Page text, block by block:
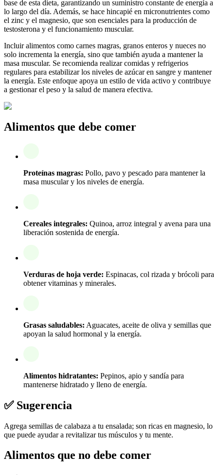
base de esta dieta, garantizando un suministro constante de energía a
lo largo del día. Además, se hace hincapié en micronutrientes como
el zinc y el magnesio, que son esenciales para la producción de
testosterona y el funcionamiento muscular.
Incluir alimentos como carnes magras, granos enteros y nueces no
solo incrementa la energía, sino que también ayuda a mantener la
masa muscular. Se recomienda realizar comidas y refrigerios
regulares para estabilizar los niveles de azúcar en sangre y mantener
la energía. Este enfoque apoya un estilo de vida activo y contribuye
a gestionar el peso y la salud de manera efectiva.
Alimentos que debe comer
Proteínas magras: Pollo, pavo y pescado para mantener la
masa muscular y los niveles de energía.
Cereales integrales: Quinoa, arroz integral y avena para una
liberación sostenida de energía.
Verduras de hoja verde: Espinacas, col rizada y brócoli para
obtener vitaminas y minerales.
Grasas saludables: Aguacates, aceite de oliva y semillas que
apoyan la salud hormonal y la energía.
Alimentos hidratantes: Pepinos, apio y sandía para
mantenerse hidratado y lleno de energía.
✅ Sugerencia
Agrega semillas de calabaza a tu ensalada; son ricas en magnesio, lo
que puede ayudar a revitalizar tus músculos y tu mente.
Alimentos que no debe comer